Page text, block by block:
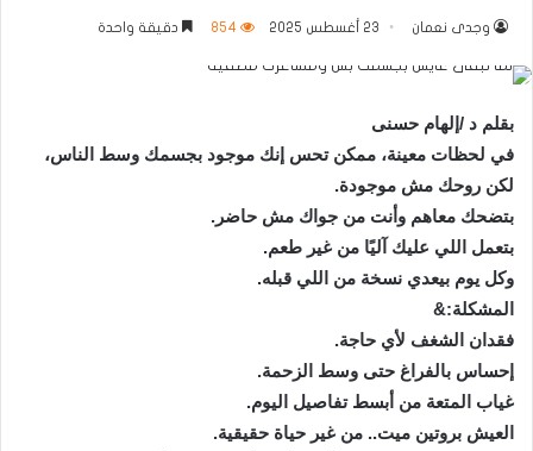
وجدى نعمان 23 أغسطس 2025 854 دقيقة واحدة
بقلم د /إلهام حسنى
في لحظات معينة، ممكن تحس إنك موجود بجسمك وسط الناس،
لكن روحك مش موجودة.
بتضحك معاهم وأنت من جواك مش حاضر.
بتعمل اللي عليك آليًا من غير طعم.
وكل يوم بيعدي نسخة من اللي قبله.
المشكلة:&
فقدان الشغف لأي حاجة.
إحساس بالفراغ حتى وسط الزحمة.
غياب المتعة من أبسط تفاصيل اليوم.
العيش بروتين ميت.. من غير حياة حقيقية.